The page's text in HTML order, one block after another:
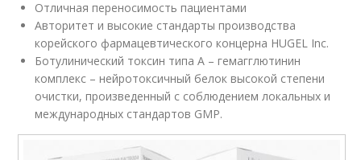
Отличная переносимость пациентами
Авторитет и высокие стандарты производства
корейского фармацевтического концерна HUGEL Inc.
Ботулинический токсин типа А – гемагглютинин
комплекс – нейротоксичный белок высокой степени
очистки, произведенный с соблюдением локальных и
международных стандартов GМP.